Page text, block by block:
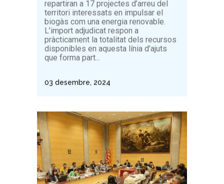
repartiran a 17 projectes d’arreu del
territori interessats en impulsar el
biogàs com una energia renovable.
L’import adjudicat respon a
pràcticament la totalitat dels recursos
disponibles en aquesta línia d’ajuts
que forma part...
03 desembre, 2024